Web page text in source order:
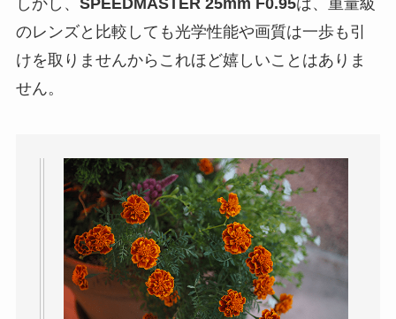
のレンズと比較しても光学性能や画質は一歩も引
けを取りませんからこれほど嬉しいことはありま
せん。